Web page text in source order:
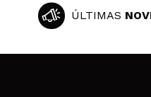
ÚLTIMAS